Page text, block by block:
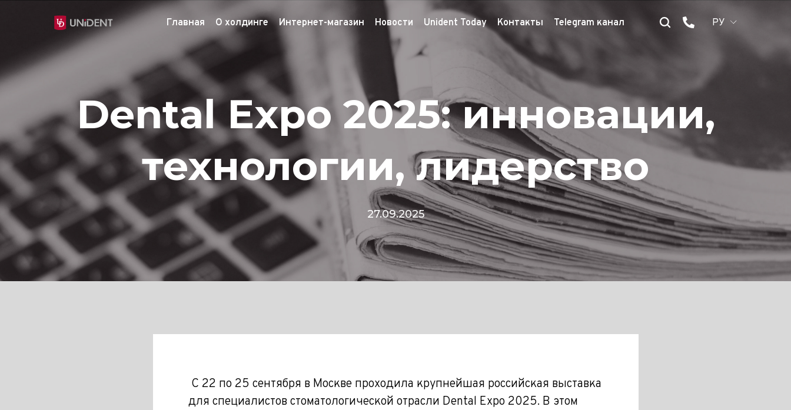
Главная О холдинге Интернет-магазин Новости Unident Today Контакты Telegram канал РУ
Dental Expo 2025: инновации,
технологии, лидерство
27.09.2025
С 22 по 25 сентября в Москве проходила крупнейшая российская выставка
для специалистов стоматологической отрасли Dental Expo 2025. В этом